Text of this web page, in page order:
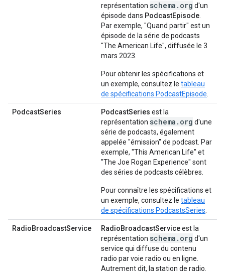
représentation schema.org d'un
épisode dans PodcastEpisode
Par exemple, "Quand partir" est un
épisode de la série de podcasts
"The American Life", diffusée le 3
mars 2023.
Pour obtenir les spécifications et
un exemple, consultez le tableau
de spécifications PodcastEpisode
PodcastSeries PodcastSeries est la
représentation schema.org d'une
série de podcasts, également
appelée "émission" de podcast. Par
exemple, "This American Life" et
"The Joe Rogan Experience" sont
des séries de podcasts célèbres.
Pour connaître les spécifications et
un exemple, consultez le tableau
de spécifications PodcastsSeries
RadioBroadcastService RadioBroadcastServiceest la
représentation schema.org d'un
service qui diffuse du contenu
radio par voie radio ou en ligne.
Autrement dit, la station de radio.